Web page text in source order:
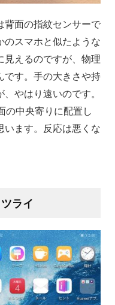
背面の指紋センサーで
のスマホと似たような
見えるのですが、物理
です。手の大きさや持
やはり遠いのです。
の中央寄りに配置し
います。反応は悪くな
ライ